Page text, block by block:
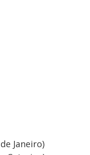
Janeiro)